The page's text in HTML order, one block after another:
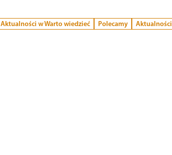
Aktualności w Warto wiedzieć Polecamy Aktualności